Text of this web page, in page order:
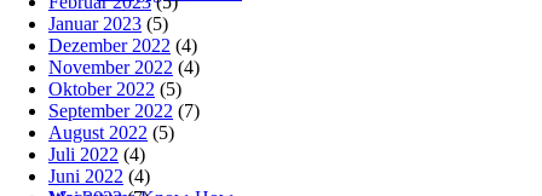
Januar 2023 (5)
Dezember 2022 (4)
November 2022 (4)
Oktober 2022 (5)
September 2022 (7)
August 2022 (5)
Juli 2022 (4)
Juni 2022 (4)